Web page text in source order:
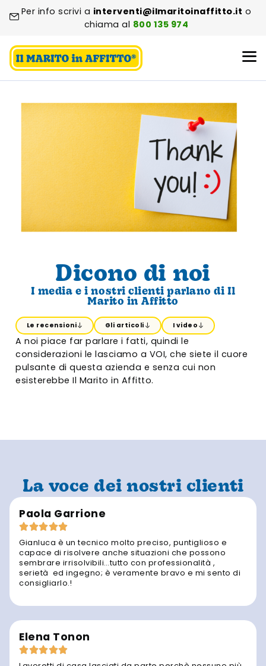
Per info scrivi a interventi@ilmaritoinaffitto.it o
chiama al 800 135 974
Dicono di noi
I media e i nostri clienti parlano di Il
Marito in Affitto
Le recensioni Gli articoli I video
A noi piace far parlare i fatti, quindi le
considerazioni le lasciamo a VOI, che siete il cuore
pulsante di questa azienda e senza cui non
esisterebbe Il Marito in Affitto.
La voce dei nostri clienti
Paola Garrione
Gianluca è un tecnico molto preciso, puntiglioso e
capace di risolvere anche situazioni che possono
sembrare irrisolvibili…tutto con professionalità ,
serietà ed ingegno; è veramente bravo e mi sento di
consigliarlo.!
Elena Tonon